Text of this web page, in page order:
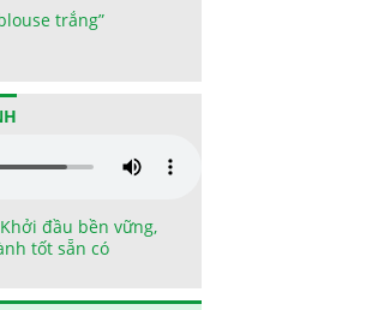
trắng”
đầu bền vững,
tốt sẵn có